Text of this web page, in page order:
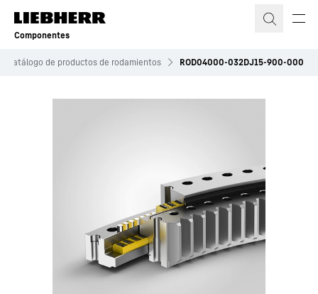
Componentes
Catálogo de productos de rodamientos ROD04000-032DJ15-900-000